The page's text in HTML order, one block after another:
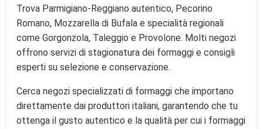
Trova Parmigiano-Reggiano autentico, Pecorino
Romano, Mozzarella di Bufala e specialità regionali
come Gorgonzola, Taleggio e Provolone. Molti negozi
offrono servizi di stagionatura dei formaggi e consigli
esperti su selezione e conservazione.
Cerca negozi specializzati di formaggi che importano
direttamente dai produttori italiani, garantendo che tu
ottenga il gusto autentico e la qualità per cui i formaggi